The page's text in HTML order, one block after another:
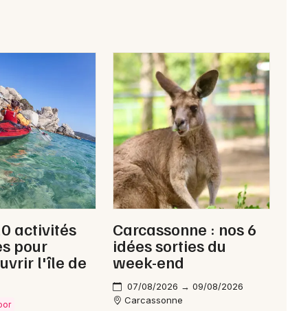
Newsletter des sorties
Artistes en tournée
Actus à Narbonne
Magazine à Narbonne
activités
pour
l'île de
Carcassonne : nos 6
idées sorties du
week-end
07/08/2026 → 09/08/2026
Carcassonne